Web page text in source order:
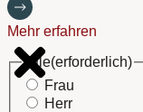
Mehr erfahren
Title(erforderlich)
Frau
Herr